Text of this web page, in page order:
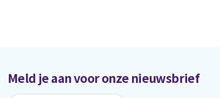
Meld je aan voor onze nieuwsbrief